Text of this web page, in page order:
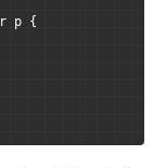
p {